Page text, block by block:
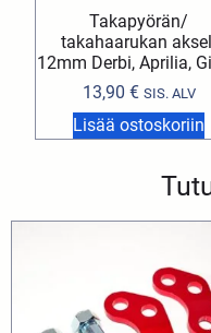
Takapyörän/
takahaarukan
12mm Derbi, Aprilia,
13,90 € SIS. ALV
Lisää ostoskoriin